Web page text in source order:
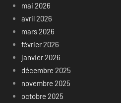
mai 2026
avril 2026
mars 2026
février 2026
janvier 2026
décembre 2025
novembre 2025
octobre 2025